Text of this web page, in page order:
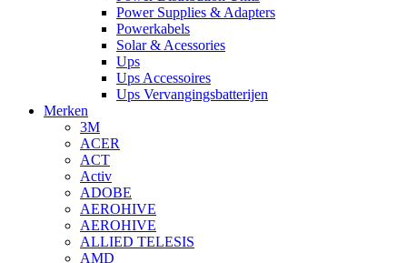
Power Supplies & Adapters
Powerkabels
Solar & Acessories
Ups
Ups Accessoires
Ups Vervangingsbatterijen
Merken
3M
ACER
ACT
Activ
ADOBE
AEROHIVE
AEROHIVE
ALLIED TELESIS
AMD